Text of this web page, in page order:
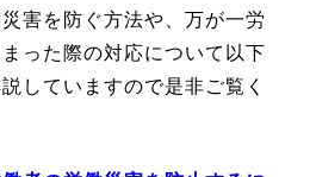
害を防ぐ方法や、万が一労
った際の対応について以下
していますので是非ご覧く